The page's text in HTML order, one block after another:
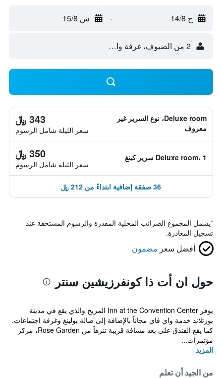
ج 14/8 - س 15/8
2 من الضيوف، غرفة واحدة
Deluxe room، نوع السرير غير
معروف
343 ﷼
سعر الليلة شامل الرسوم
Deluxe room، 1 سرير كينغ 350 ﷼
سعر الليلة شامل الرسوم
36 صفقة إضافية ابتداءً من 212 ﷼
*يشمل المجموع الضرائب المحلية المقدرة والرسوم المستحقة عند
تسجيل المغادرة.
أفضل سعر مضمون
حول ان أت ذا كونفرزيشين سنتر
يوفر Inn at the Convention Center المريح والذي يقع في مدينة
بورتلاند خدمة واي فاي مجاناً بالإضافة إلى صالة بولينغ وغرفة اجتماعات.
كما يقع الفندق على بعد مسافة قريبة تنزهاً من Rose Garden، مركز
مؤتمرات...
المزيد
من الجيد أن تعلم